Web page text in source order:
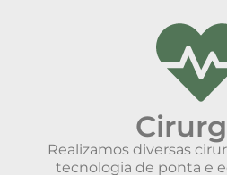
Realizamos diversas
tecnologia de ponta e